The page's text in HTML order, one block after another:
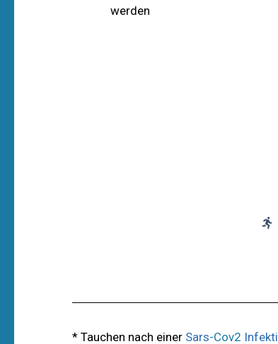
werden
* Tauchen nach einer Sars-Cov2